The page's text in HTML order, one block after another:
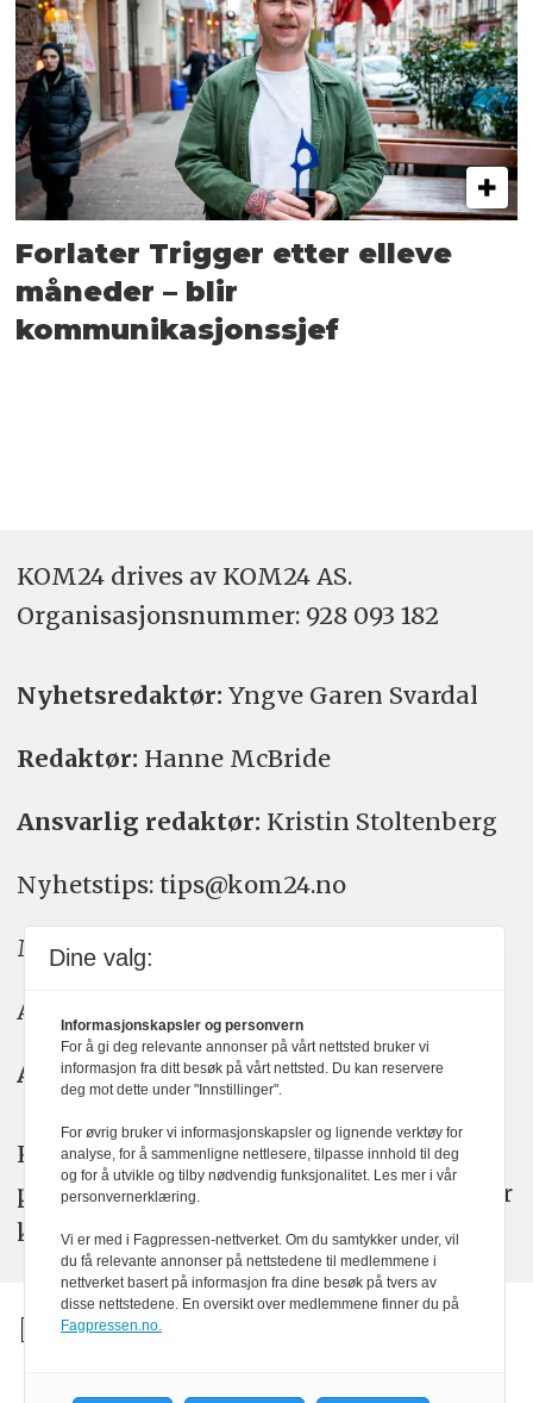
Forlater Trigger etter elleve
måneder – blir
kommunikasjonssjef
KOM24 drives av KOM24 AS.
Organisasjons­nummer: 928 093 182
Nyhetsredaktør: Yngve Garen Svardal
Redaktør: Hanne McBride
Ansvarlig redaktør: Kristin Stoltenberg
Nyhetstips: tips@kom24.no
Meninger: meninger@kom24.no
Annonse: annonse@watchmedia.no
Abonnement:kom24@watchmedia.no
KOM24 arbeider etter Vær Varsom-
plakatens regler for god presseskikk. Her
kan du lese mer omPFUsarbeid.
Dine valg:
Informasjonskapsler og personvern
For å gi deg relevante annonser på vårt nettsted bruker vi
informasjon fra ditt besøk på vårt nettsted. Du kan reservere
deg mot dette under "Innstillinger".
For øvrig bruker vi informasjonskapsler og lignende verktøy for
analyse, for å sammenligne nettlesere, tilpasse innhold til deg
og for å utvikle og tilby nødvendig funksjonalitet. Les mer i vår
personvernerklæring.
Vi er med i Fagpressen-nettverket. Om du samtykker under, vil
du få relevante annonser på nettstedene til medlemmene i
nettverket basert på informasjon fra dine besøk på tvers av
disse nettstedene. En oversikt over medlemmene finner du på
Fagpressen.no.